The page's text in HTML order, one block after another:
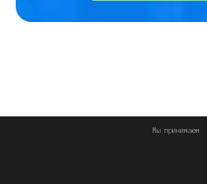
Мы принимаем